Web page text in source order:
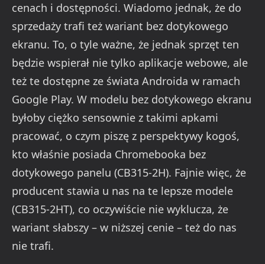
cenach i dostępności. Wiadomo jednak, że do
sprzedaży trafi też wariant bez dotykowego
ekranu. To, o tyle ważne, że jednak sprzęt ten
będzie wspierał nie tylko aplikacje webowe, ale
też te dostępne ze świata Androida w ramach
Google Play. W modelu bez dotykowego ekranu
byłoby ciężko sensownie z takimi apkami
pracować, o czym piszę z perspektywy kogoś,
kto właśnie posiada Chromebooka bez
dotykowego panelu (CB315-2H). Fajnie więc, że
producent stawia u nas na te lepsze modele
(CB315-2HT), co oczywiście nie wyklucza, że
wariant słabszy – w niższej cenie – też do nas
nie trafi.